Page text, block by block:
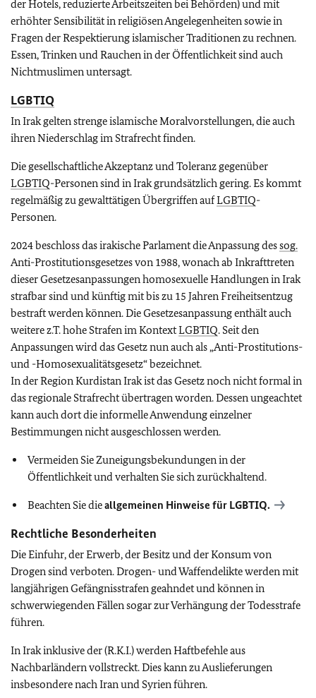
der Hotels, reduzierte Arbeitszeiten bei Behörden) und mit
erhöhter Sensibilität in religiösen Angelegenheiten sowie in
Fragen der Respektierung islamischer Traditionen zu rechnen.
Essen, Trinken und Rauchen in der Öffentlichkeit sind auch
Nichtmuslimen untersagt.
LGBTIQ
In Irak gelten strenge islamische Moralvorstellungen, die auch
ihren Niederschlag im Strafrecht finden.
Die gesellschaftliche Akzeptanz und Toleranz gegenüber
LGBTIQ-Personen sind in Irak grundsätzlich gering. Es kommt
regelmäßig zu gewalttätigen Übergriffen aufLGBTIQ-
Personen.
2024 beschloss das irakische Parlament die Anpassung dessog.
Anti-Prostitutionsgesetzes von 1988, wonach ab Inkrafttreten
dieser Gesetzesanpassungen homosexuelle Handlungen in Irak
strafbar sind und künftig mit bis zu 15 Jahren Freiheitsentzug
bestraft werden können. Die Gesetzesanpassung enthält auch
weitere z.T. hohe Strafen im KontextLGBTIQ. Seit den
Anpassungen wird das Gesetz nun auch als „Anti-Prostitutions-
und -Homosexualitätsgesetz“ bezeichnet.
In der Region Kurdistan Irak ist das Gesetz noch nicht formal in
das regionale Strafrecht übertragen worden. Dessen ungeachtet
kann auch dort die informelle Anwendung einzelner
Bestimmungen nicht ausgeschlossen werden.
Vermeiden Sie Zuneigungsbekundungen in der
Öffentlichkeit und verhalten Sie sich zurückhaltend.
Beachten Sie dieallgemeinen Hinweise für LGBTIQ.
Rechtliche Besonderheiten
Die Einfuhr, der Erwerb, der Besitz und der Konsum von
Drogen sind verboten. Drogen- und Waffendelikte werden mit
langjährigen Gefängnisstrafen geahndet und können in
schwerwiegenden Fällen sogar zur Verhängung der Todesstrafe
führen.
In Irak inklusive der (R.K.I.) werden Haftbefehle aus
Nachbarländern vollstreckt. Dies kann zu Auslieferungen
insbesondere nach Iran und Syrien führen.